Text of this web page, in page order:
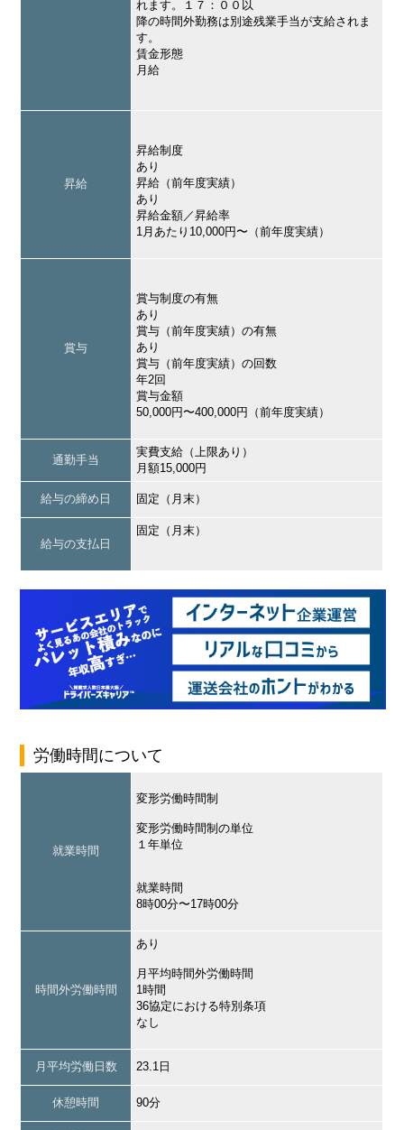
れます。１７：００以
降の時間外勤務は別途残業手当が支給されま
す。
賃金形態
月給
昇給
昇給制度
あり
昇給（前年度実績）
あり
昇給金額／昇給率
1月あたり10,000円〜（前年度実績）
賞与
賞与制度の有無
あり
賞与（前年度実績）の有無
あり
賞与（前年度実績）の回数
年2回
賞与金額
50,000円〜400,000円（前年度実績）
通勤手当
実費支給（上限あり）
月額15,000円
給与の締め日 固定（月末）
給与の支払日
固定（月末）
労働時間について
就業時間
変形労働時間制
変形労働時間制の単位
１年単位
就業時間
8時00分〜17時00分
時間外労働時間
あり
月平均時間外労働時間
1時間
36協定における特別条項
なし
月平均労働日数 23.1日
休憩時間 90分